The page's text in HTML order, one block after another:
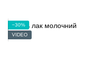
−30%
VIDEO